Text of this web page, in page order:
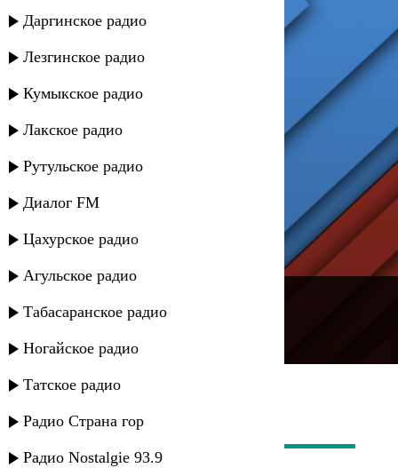
Даргинское радио
Лезгинское радио
Кумыкское радио
Лакское радио
Рутульское радио
Диалог FM
Цахурское радио
Агульское радио
Табасаранское радио
Ногайское радио
Татское радио
Радио Страна гор
Радио Nostalgie 93.9
---
Русское радио